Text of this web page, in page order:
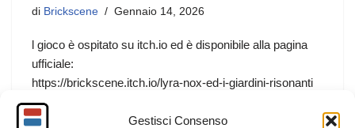
Gestisci Consenso
di Brickscene Gennaio 14, 2026
l gioco è ospitato su itch.io ed è disponibile alla pagina
ufficiale:
https://brickscene.itch.io/lyra-nox-ed-i-giardini-risonanti
Dal punto di vista tecnico, Lyra NOX – Giardini Risonanti
è un gioco HTML che viene eseguito direttamente nel